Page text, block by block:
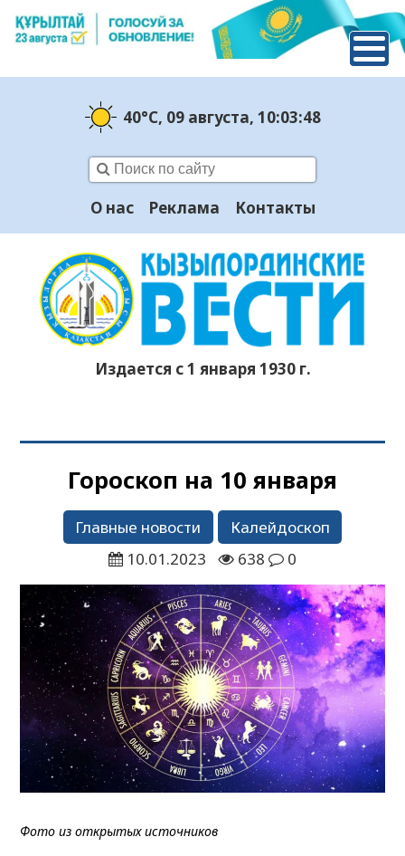
40°C, 09 августа, 10:03:48
О нас Реклама Контакты
Издается с 1 января 1930 г.
Гороскоп на 10 января
Главные новости
Калейдоскоп
10.01.2023
638 0
Фото из открытых источников